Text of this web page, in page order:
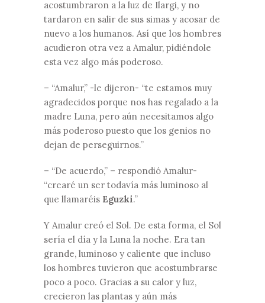
acostumbraron a la luz de Ilargi, y no
tardaron en salir de sus simas y acosar de
nuevo a los humanos. Así que los hombres
acudieron otra vez a Amalur, pidiéndole
esta vez algo más poderoso.
– “Amalur,” -le dijeron- “te estamos muy
agradecidos porque nos has regalado a la
madre Luna, pero aún necesitamos algo
más poderoso puesto que los genios no
dejan de perseguirnos.”
– “De acuerdo,” – respondió Amalur-
“crearé un ser todavía más luminoso al
que llamaréis Eguzki.”
Y Amalur creó el Sol. De esta forma, el Sol
sería el día y la Luna la noche. Era tan
grande, luminoso y caliente que incluso
los hombres tuvieron que acostumbrarse
poco a poco. Gracias a su calor y luz,
crecieron las plantas y aún más